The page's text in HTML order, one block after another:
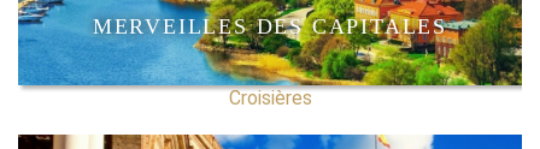
MERVEILLES DES CAPITALES
Croisières